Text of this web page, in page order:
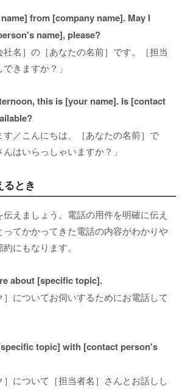
from [company name]. May I
name], please?
社名］の［あなたの名前］です。［担当
きますか？」
this is [your name]. Is [contact
す／こんにちは、［あなたの名前］で
はいらっしゃいますか？」
るとき
えましょう。電話の用件を明確に伝え
ってかかってきた電話の内容がわかりや
にもなります。
about [specific topic].
］についてお伺いするためにお電話して
topic] with [contact person's
］について［担当者名］さんとお話しし